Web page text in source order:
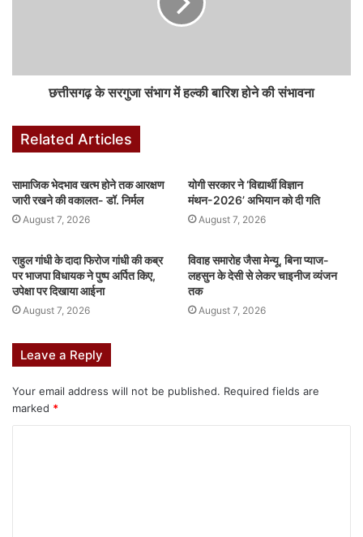
e
b
o
o
k
s
A
p
p
e
dI
n
e
s
e
er
bl
r
e
st
e
छत्तीसगढ़ के सरगुजा संभाग में हल्की बारिश होने की संभावना
Related Articles
सामाजिक भेदभाव खत्म होने तक आरक्षण
जारी रखने की वकालत- डॉ. निर्मल
August 7, 2026
योगी सरकार ने ‘विद्यार्थी विज्ञान
मंथन-2026’ अभियान को दी गति
August 7, 2026
राहुल गांधी के दादा फिरोज गांधी की कब्र
पर भाजपा विधायक ने पुष्प अर्पित किए,
उपेक्षा पर दिखाया आईना
August 7, 2026
विवाह समारोह जैसा मेन्यू, बिना प्याज-
लहसुन के देसी से लेकर चाइनीज व्यंजन
तक
August 7, 2026
Leave a Reply
Your email address will not be published. Required fields are
marked *